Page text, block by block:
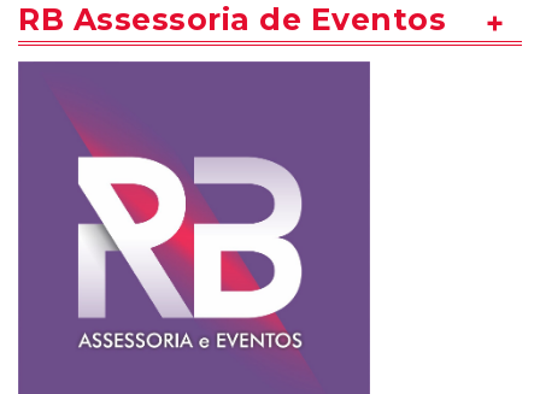
RB Assessoria de Eventos